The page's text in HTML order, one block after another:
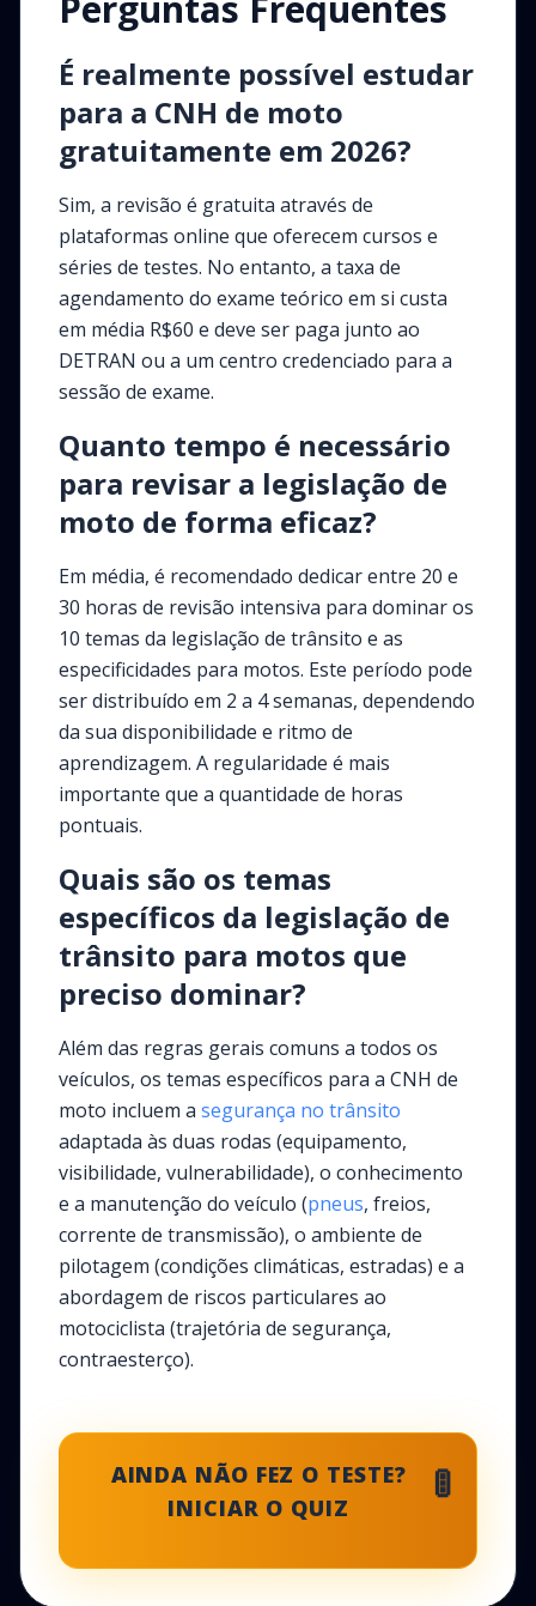
É realmente possível estudar
para a CNH de moto
gratuitamente em 2026?
Sim, a revisão é gratuita através de
plataformas online que oferecem cursos e
séries de testes. No entanto, a taxa de
agendamento do exame teórico em si custa
em média R$60 e deve ser paga junto ao
DETRAN ou a um centro credenciado para a
sessão de exame.
Quanto tempo é necessário
para revisar a legislação de
moto de forma eficaz?
Em média, é recomendado dedicar entre 20 e
30 horas de revisão intensiva para dominar os
10 temas da legislação de trânsito e as
especificidades para motos. Este período pode
ser distribuído em 2 a 4 semanas, dependendo
da sua disponibilidade e ritmo de
aprendizagem. A regularidade é mais
importante que a quantidade de horas
pontuais.
Quais são os temas
específicos da legislação de
trânsito para motos que
preciso dominar?
Além das regras gerais comuns a todos os
veículos, os temas específicos para a CNH de
moto incluem a segurança no trânsito
adaptada às duas rodas (equipamento,
visibilidade, vulnerabilidade), o conhecimento
e a manutenção do veículo (pneus, freios,
corrente de transmissão), o ambiente de
pilotagem (condições climáticas, estradas) e a
abordagem de riscos particulares ao
motociclista (trajetória de segurança,
contraesterço).
AINDA NÃO FEZ O TESTE?
INICIAR O QUIZ
🚦